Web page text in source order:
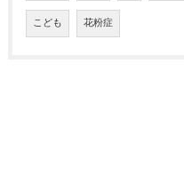
こども 花粉症